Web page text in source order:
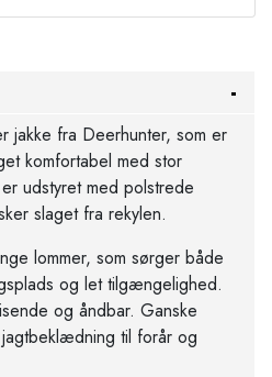
jakke fra Deerhunter, som er
komfortabel med stor
udstyret med polstrede
slaget fra rekylen.
lommer, som sørger både
og let tilgængelighed.
og åndbar. Ganske
til forår og